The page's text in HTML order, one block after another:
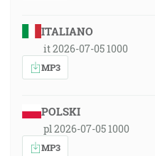
ITALIANO
it 2026-07-05 1000
MP3
POLSKI
pl 2026-07-05 1000
MP3